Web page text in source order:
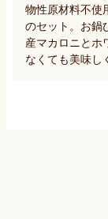
物性原材料不使
のセット。お鍋
産マカロニとホ
なくても美味し